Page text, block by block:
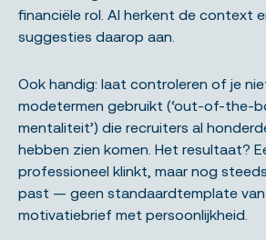
financiële rol. AI herkent de context
suggesties daarop aan.
Ook handig: laat controleren of je
modetermen gebruikt (‘out-of-the-
mentaliteit’) die recruiters al
hebben zien komen. Het resultaat?
professioneel klinkt, maar nog
past — geen standaardtemplate van
motivatiebrief met persoonlijkheid.